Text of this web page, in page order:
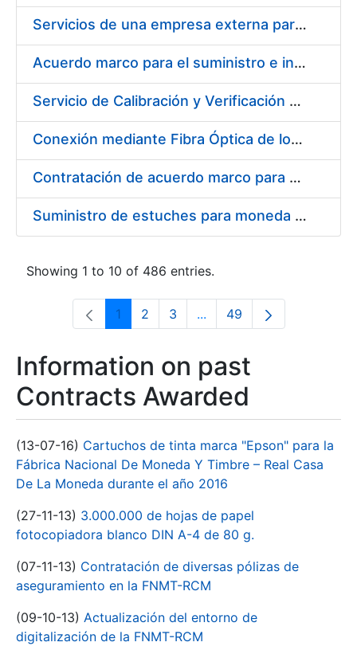
Servicios de una empresa externa para el asesoramiento y resolución de los recursos de alzada que se presentan relacionados con procesos de selección para la FNMT-RCM
Acuerdo marco para el suministro e instalación de persianas, estores y otros complementos
Servicio de Calibración y Verificación Externa de los Equipos de Medición del Servicio de Prevención de la FNMT-RCM
Conexión mediante Fibra Óptica de los Centros de Proceso de Datos (CPDs) de las sedes de la FNMT-RCM de Burgos y Madrid
Contratación de acuerdo marco para el Suministro de Material de Electricidad para la Fábrica Nacional de Moneda y Timbre-Real Casa de la Moneda en su centro de trabajo de Burgos
Suministro de estuches para moneda de 30 €
Showing 1 to 10 of 486 entries.
Page
1 Page
2 Page
3 ...Intermediate Pages Use
Page
49
Information on past
Contracts Awarded
(13-07-16) Cartuchos de tinta marca "Epson" para la
Fábrica Nacional De Moneda Y Timbre – Real Casa
De La Moneda durante el año 2016
(27-11-13) 3.000.000 de hojas de papel
fotocopiadora blanco DIN A-4 de 80 g.
(07-11-13) Contratación de diversas pólizas de
aseguramiento en la FNMT-RCM
(09-10-13) Actualización del entorno de
digitalización de la FNMT-RCM